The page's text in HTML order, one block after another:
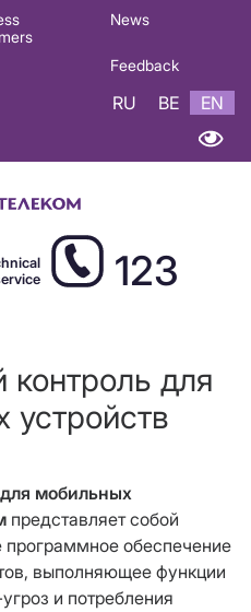
News
Feedback
RU BE EN
123
контроль для
устройств
мобильных
представляет собой
программное обеспечение
выполняющее функции
и потребления